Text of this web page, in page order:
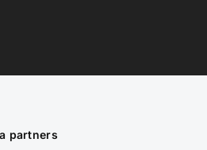
partners